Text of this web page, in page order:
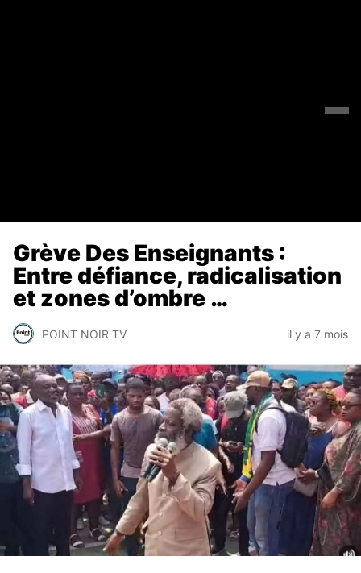
Grève Des Enseignants :
Entre défiance, radicalisation
et zones d’ombre …
POINT NOIR TV il y a 7 mois